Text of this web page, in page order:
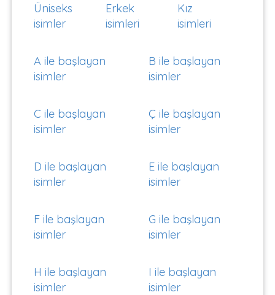
Üniseks
isimler
Erkek
isimleri
Kız
isimleri
A ile başlayan
isimler
B ile başlayan
isimler
C ile başlayan
isimler
Ç ile başlayan
isimler
D ile başlayan
isimler
E ile başlayan
isimler
F ile başlayan
isimler
G ile başlayan
isimler
H ile başlayan
isimler
I ile başlayan
isimler